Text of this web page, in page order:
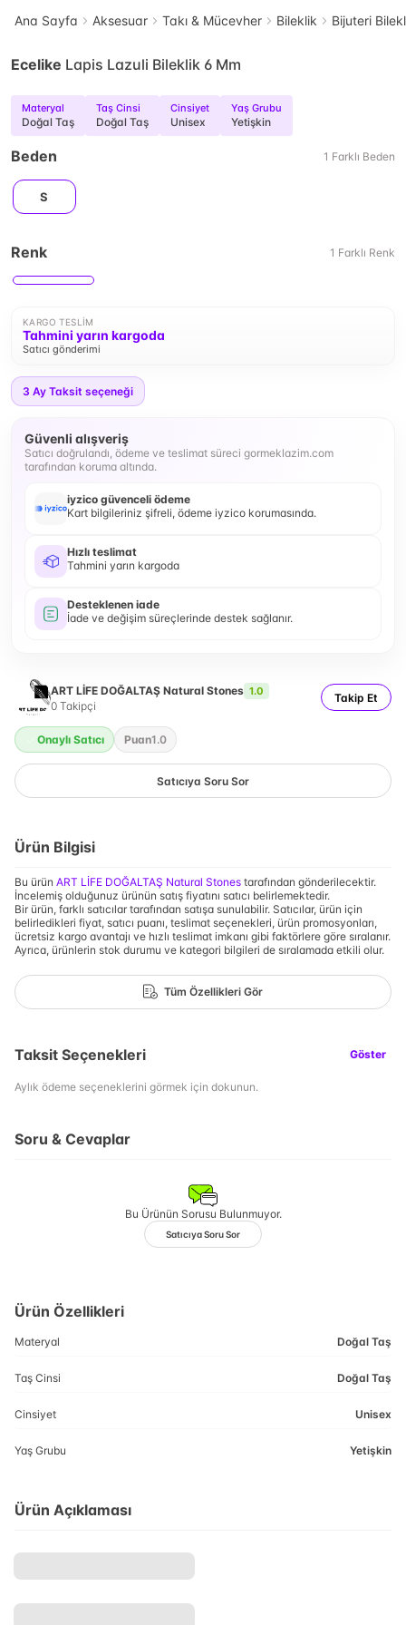
Ana Sayfa Aksesuar Takı & Mücevher Bileklik Bijuteri
Ecelike Lapis Lazuli Bileklik 6 Mm
Materyal
Doğal Taş
Taş Cinsi
Doğal Taş
Cinsiyet
Unisex
Yaş Grubu
Yetişkin
Beden 1 Farklı Beden
S
Renk 1 Farklı Renk
KARGO TESLIM
Tahmini yarın kargoda
Satıcı gönderimi
3 Ay Taksit seçeneği
Güvenli alışveriş
Satıcı doğrulandı, ödeme ve teslimat süreci gormeklazim.com
tarafından koruma altında.
iyzico güvenceli ödeme
Kart bilgileriniz şifreli, ödeme iyzico korumasında.
Hızlı teslimat
Tahmini yarın kargoda
Desteklenen iade
İade ve değişim süreçlerinde destek sağlanır.
ART LİFE DOĞALTAŞ Natural Stones 1.0
0 Takipçi
Takip Et
Onaylı Satıcı Puan1.0
Satıcıya Soru Sor
Ürün Bilgisi
Bu ürün ART LİFE DOĞALTAŞ Natural Stones tarafından gönderilecektir.
İncelemiş olduğunuz ürünün satış fiyatını satıcı belirlemektedir.
Bir ürün, farklı satıcılar tarafından satışa sunulabilir. Satıcılar, ürün için
belirledikleri fiyat, satıcı puanı, teslimat seçenekleri, ürün promosyonları,
ücretsiz kargo avantajı ve hızlı teslimat imkanı gibi faktörlere göre sıralanır.
Ayrıca, ürünlerin stok durumu ve kategori bilgileri de sıralamada etkili olur.
Tüm Özellikleri Gör
Taksit Seçenekleri Göster
Aylık ödeme seçeneklerini görmek için dokunun.
Soru & Cevaplar
Bu Ürünün Sorusu Bulunmuyor.
Satıcıya Soru Sor
Ürün Özellikleri
Materyal Doğal Taş
Taş Cinsi Doğal Taş
Cinsiyet Unisex
Yaş Grubu Yetişkin
Ürün Açıklaması